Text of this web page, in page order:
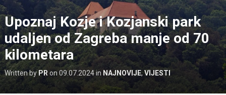
Upoznaj Kozje i Kozjanski park
udaljen od Zagreba manje od 70
kilometara
Written by PR on 09.07.2024in NAJNOVIJE,VIJESTI